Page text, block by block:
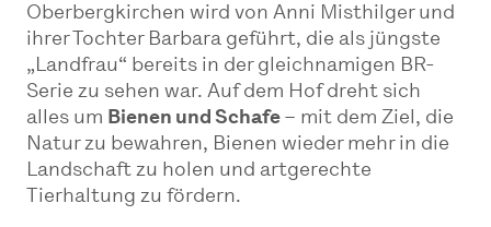
Oberbergkirchen wird von Anni Misthilger und
ihrer Tochter Barbara geführt, die als jüngste
„Landfrau“ bereits in der gleichnamigen BR-
Serie zu sehen war. Auf dem Hof dreht sich
alles um Bienen und Schafe – mit dem Ziel, die
Natur zu bewahren, Bienen wieder mehr in die
Landschaft zu holen und artgerechte
Tierhaltung zu fördern.